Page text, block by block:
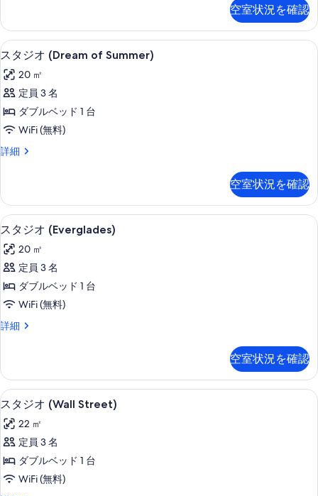
て
の
写
真
を
表
示
(Green
Shot)
の
細
空室状況を確認
ス
タ
ジ
オ
(Dream
of
Summer)
べ
て
の
写
真
を
表
る
6
スタジオ (Dream of Summer)
20 ㎡
定員 3 名
ダブルベッド 1 台
WiFi (無料)
詳細
ス
(Dream
of
Summer)
詳
細
空室状況を確認
ス
タ
ジ
オ
(Everglades)
の
す
て
の
写
真
を
表
示
7
スタジオ (Everglades)
20 ㎡
定員 3 名
ダブルベッド 1 台
WiFi (無料)
詳細
ス
(Everglades)
の
詳
空室状況を確認
ス
タ
ジ
オ
(Wall
Street)
6
スタジオ (Wall Street)
22 ㎡
定員 3 名
ダブルベッド 1 台
WiFi (無料)